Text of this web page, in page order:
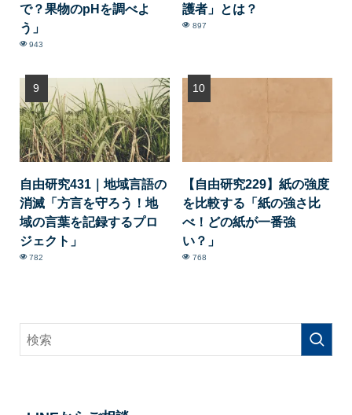
で？果物のpHを調べよ
う」
943
護者」とは？
897
自由研究431｜地域言語の
消滅「方言を守ろう！地
域の言葉を記録するプロ
ジェクト」
782
【自由研究229】紙の強度
を比較する「紙の強さ比
べ！どの紙が一番強
い？」
768